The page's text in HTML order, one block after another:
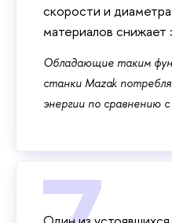
скорости и диаметра
материалов
Обладающие таким
станки Mazak
энергии по сравнению